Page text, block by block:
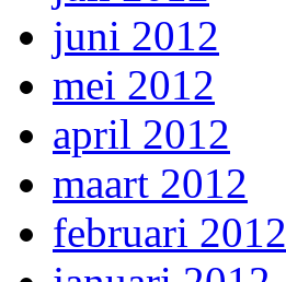
juni 2012
mei 2012
april 2012
maart 2012
februari 2012